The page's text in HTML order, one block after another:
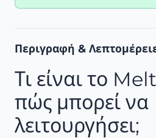
Περιγραφή &
Τι είναι το
πώς μπορεί να
λειτουργήσει;